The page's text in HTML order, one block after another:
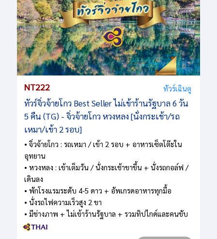
NT222 ทัวร์เฉินตู
ทัวร์จิ่วจ้ายโกว Best Seller ไม่เข้าร้านรัฐบาล 6 วัน
5 คืน (TG) - จิ่วจ้ายโกว หวงหลง [นั่งกระเช้า/รถ
เหมา/เข้า 2 รอบ]
• จิ่วจ้ายโกว : รถเหมา / เข้า 2 รอบ + อาหารเซ็ตโต๊ะใน
อุทยาน
• หวงหลง : เข้าเต็มวัน / นั่งกระเช้าขาขึ้น + นั่งรถกอล์ฟ /
เดินลง
• พักโรงแรมระดับ 4-5 ดาว + อัพเกรดอาหารทุกมื้อ
• นั่งรถไฟความเร็วสูง 2 ขา
• มีช่างภาพ + ไม่เข้าร้านรัฐบาล + รวมทิปไกด์และคนขับ